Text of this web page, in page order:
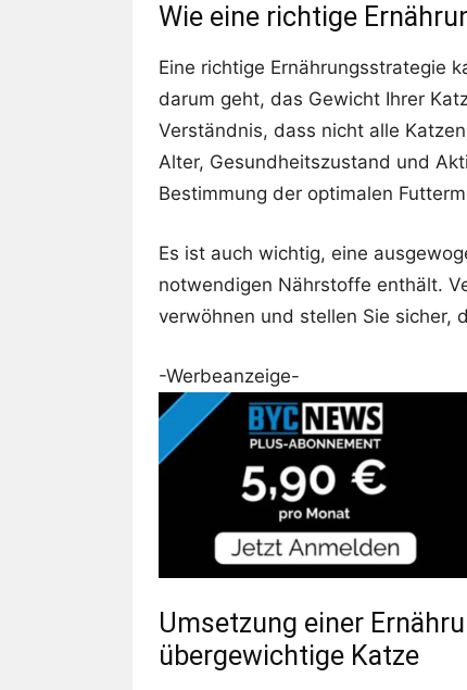
Wie eine richtige
Eine richtige Ernährungsstrategie
darum geht, das Gewicht Ihrer
Verständnis, dass nicht alle
Alter, Gesundheitszustand und
Bestimmung der optimalen
Es ist auch wichtig, eine
notwendigen Nährstoffe enthält.
verwöhnen und stellen Sie sicher,
-Werbeanzeige-
Umsetzung einer
übergewichtige Katze